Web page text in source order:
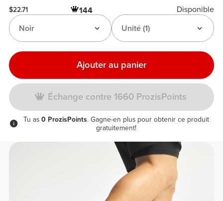
$22.71 144
Disponible
Unité (1)
Noir
Ajouter au panier
Échange contre 1660 ProzisPoints
Tu as 0 ProzisPoints. Gagne-en plus pour obtenir ce produit
gratuitement!